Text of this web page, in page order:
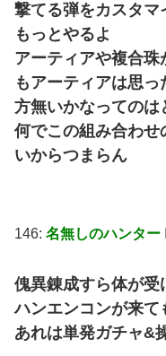
撃てる弾をカスタマ
もっとやるよ
アーティアや複合
もアーティアは思
方無いかなってのは
何でこの組み合わ
いからつまらん
146: 名無しのハンター
傀異錬成すら体が
ハンエンコンが来て
あれは単発ガチャ&